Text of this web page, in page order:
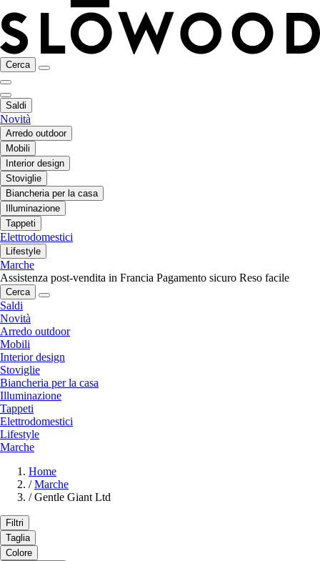
Cerca
Saldi
Novità
Arredo outdoor
Mobili
Interior design
Stoviglie
Biancheria per la casa
Illuminazione
Tappeti
Elettrodomestici
Lifestyle
Marche
Assistenza post-vendita in Francia Pagamento sicuro Reso facile
Cerca
Saldi
Novità
Arredo outdoor
Mobili
Interior design
Stoviglie
Biancheria per la casa
Illuminazione
Tappeti
Elettrodomestici
Lifestyle
Marche
Home
/ Marche
/ Gentle Giant Ltd
Filtri
Taglia
Colore